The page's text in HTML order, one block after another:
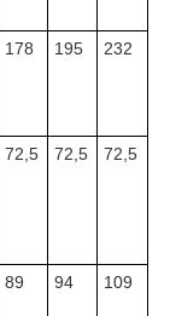
178 195 232
72,5 72,5 72,5
89 94 109